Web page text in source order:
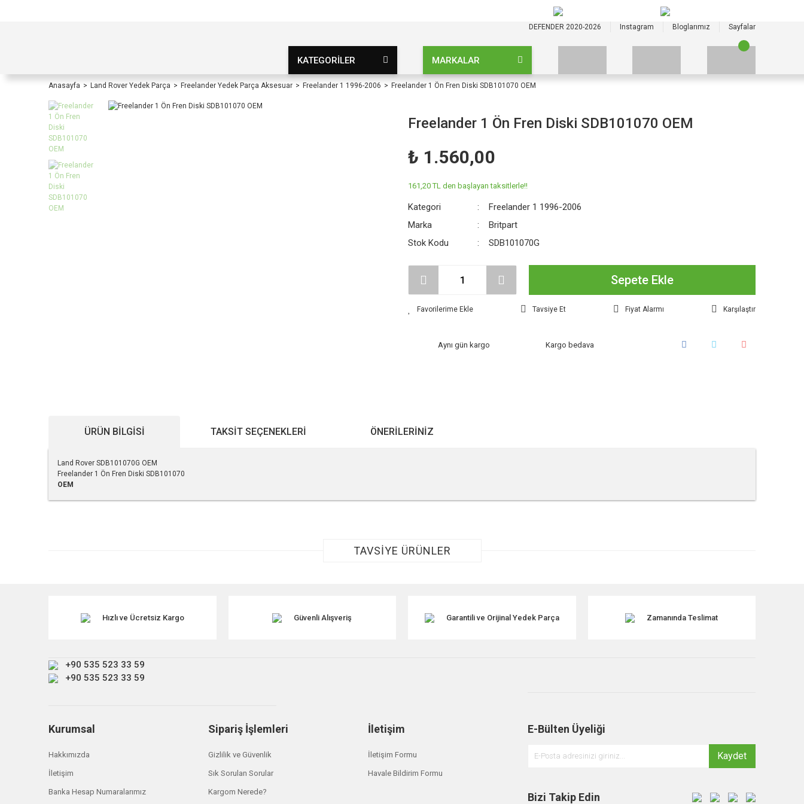
DEFENDER 2020-2026 Instagram Bloglarımız Sayfalar
KATEGORİLER MARKALAR
Anasayfa Land Rover Yedek Parça Freelander Yedek Parça Aksesuar Freelander 1 1996-2006 Freelander 1 Ön Fren Diski SDB101070 OEM
Freelander 1 Ön Fren Diski SDB101070 OEM
₺ 1.560,00
161,20 TL den başlayan taksitlerle!!
Kategori
Freelander 1 1996-2006
Marka
Britpart
Stok Kodu
SDB101070G
Sepete Ekle
Tavsiye Et Fiyat Alarmı Karşılaştır
Aynı gün kargo Kargo bedava
ÜRÜN BILGISI TAKSIT SEÇENEKLERI ÖNERILERINIZ
Land Rover SDB101070G OEM
Freelander 1 Ön Fren Diski SDB101070
OEM
Bu ürüne benzer farklı alternatifler olmalı.
TAVSİYE ÜRÜNLER
Hızlı ve Ücretsiz Kargo Güvenli Alışveriş Garantili ve Orijinal Yedek Parça Zamanında Teslimat
+90 535 523 33 59
+90 535 523 33 59
Kurumsal
Hakkımızda
İletişim
Banka Hesap Numaralarımız
Sipariş İşlemleri
Gizlilik ve Güvenlik
Sık Sorulan Sorular
Kargom Nerede?
İletişim
İletişim Formu
Havale Bildirim Formu
E-Bülten Üyeliği
Kaydet
Bizi Takip Edin